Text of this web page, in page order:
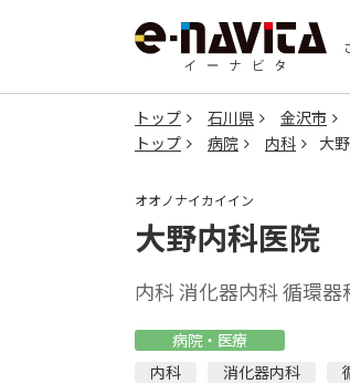
トップ 石川県 金沢市
トップ
病院 内科 大
オオノナイカイイン
大野内科医院
内科 消化器内科 循環
病院・医療
内科
消化器内科